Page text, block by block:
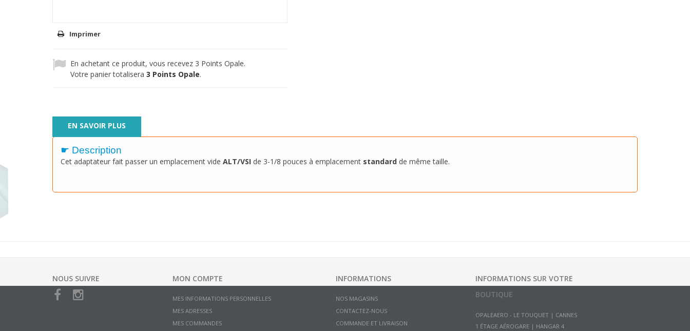
Imprimer
En achetant ce produit, vous recevez 3 Points Opale.
Votre panier totalisera 3 Points Opale.
EN SAVOIR PLUS
☛ Description
Cet adaptateur fait passer un emplacement vide ALT/VSI de 3-1/8 pouces à emplacement standard de même taille.
NOUS SUIVRE MON COMPTE
MES INFORMATIONS PERSONNELLES
MES ADRESSES
MES COMMANDES
INFORMATIONS
NOS MAGASINS
CONTACTEZ-NOUS
COMMANDE ET LIVRAISON
INFORMATIONS SUR VOTRE
BOUTIQUE
OPALEAERO - LE TOUQUET | CANNES
1 ÉTAGE AÉROGARE | HANGAR 4